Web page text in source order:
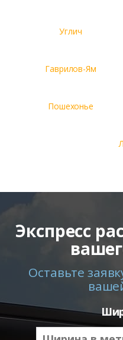
Углич
Гаврилов-Ям
Пошехонье
Экспресс
Оставьте